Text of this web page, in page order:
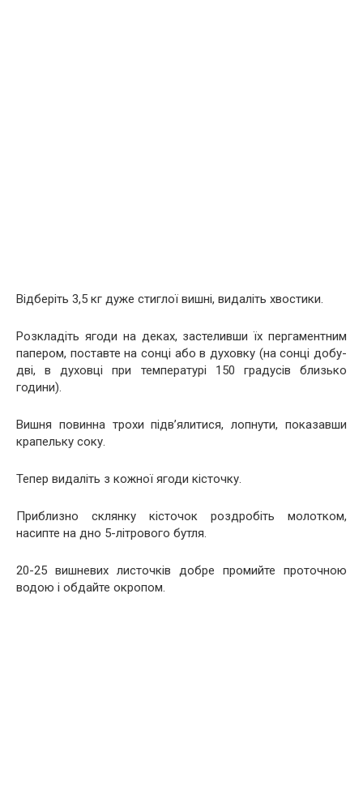
Відберіть 3,5 кг дуже стиглої вишні, видаліть хвостики.
Розкладіть ягоди на деках, застеливши їх пергаментним
папером, поставте на сонці або в духовку (на сонці добу-
дві, в духовці при температурі 150 градусів близько
години).
Вишня повинна трохи підв’ялитися, лопнути, показавши
крапельку соку.
Тепер видаліть з кожної ягоди кісточку.
Приблизно склянку кісточок роздробіть молотком,
насипте на дно 5-літрового бутля.
20-25 вишневих листочків добре промийте проточною
водою і обдайте окропом.